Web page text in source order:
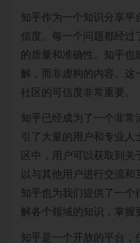
知乎作为一个知识分享平
信度。每一个问题都经过
的质量和准确性。知乎也
解，而非虚构的内容。这
社区的可信度非常重要。
知乎已经成为了一个非常
引了大量的用户和专业人
区中，用户可以获取到关
以与其他用户进行交流和
知乎也为我们提供了一个
解各个领域的知识，掌握
知乎是一个开放的平台，